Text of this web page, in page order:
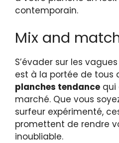
contemporain.
Mix and
S’évader sur les
est à la portée de tous
planches tendance qui
marché. Que vous
surfeur expérimenté,
promettent de rendre
inoubliable.